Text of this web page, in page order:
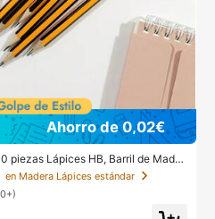
Ahorro de 0,02€
piezas Lápices HB, Barril de Mader
Amarillo, Punta Media de 0.7mm,
para Estudiantes y Uso de Oficina,
en Madera Lápices estándar